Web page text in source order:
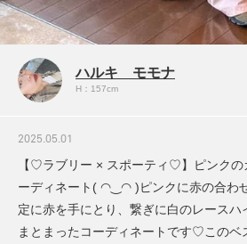
ハルキ モモナ
H：157cm
2025.05.01
【♡ラブリー × スポーティ♡】ピンクの
ーディネート( ◠‿◠ )ピンクに赤の合わ
定に赤を手にとり、繋ぎに白のレースハ
まとまったコーディネートです♡このベ